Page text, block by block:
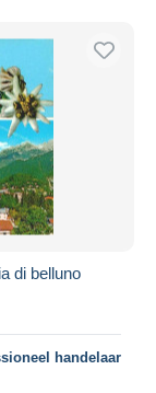
di belluno
handelaar